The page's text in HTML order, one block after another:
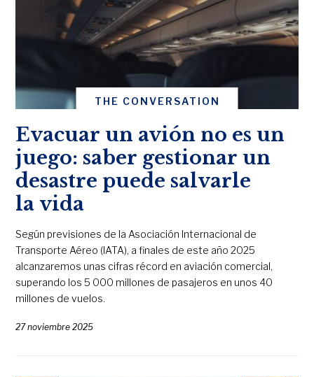
THE CONVERSATION
Evacuar un avión no es un
juego: saber gestionar un
desastre puede salvarle
la vida
Según previsiones de la Asociación Internacional de
Transporte Aéreo (IATA), a finales de este año 2025
alcanzaremos unas cifras récord en aviación comercial,
superando los 5 000 millones de pasajeros en unos 40
millones de vuelos.
27 noviembre 2025